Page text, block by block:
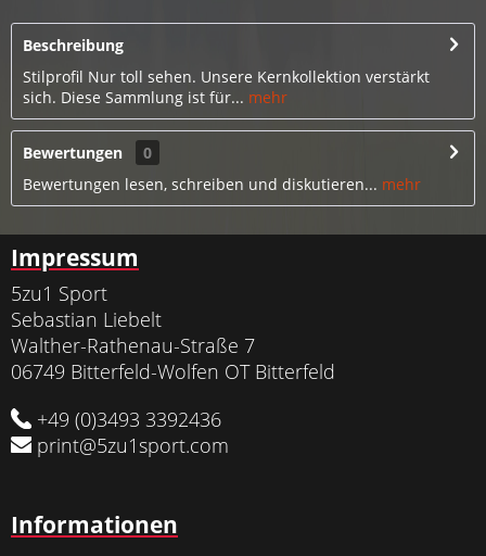
Beschreibung
Stilprofil Nur toll sehen. Unsere Kernkollektion verstärkt
sich. Diese Sammlung ist für... mehr
Bewertungen
0
Bewertungen lesen, schreiben und diskutieren... mehr
Impressum
5zu1 Sport
Sebastian Liebelt
Walther-Rathenau-Straße 7
06749 Bitterfeld-Wolfen OT Bitterfeld
+49 (0)3493 3392436
print@5zu1sport.com
Informationen